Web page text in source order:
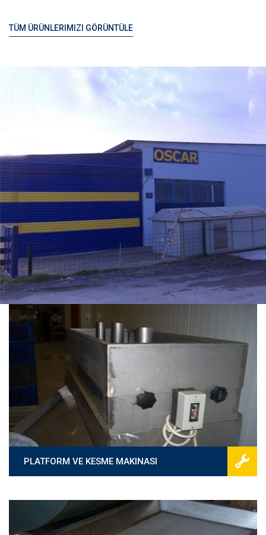
TÜM ÜRÜNLERIMIZI GÖRÜNTÜLE
PLATFORM VE KESME MAKINASI